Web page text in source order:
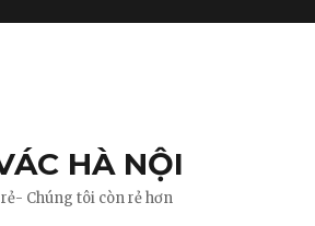
HÀ NỘI
rẻ- Chúng tôi còn rẻ hơn